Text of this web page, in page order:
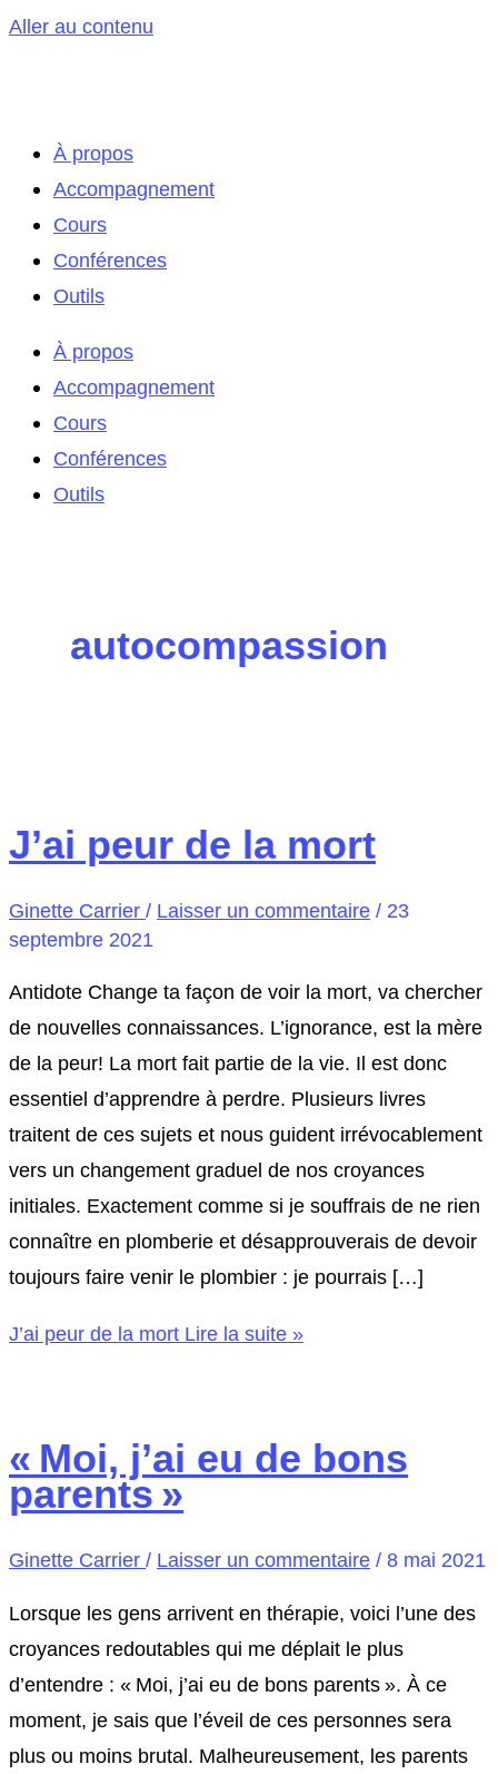
Aller au contenu
À propos
Accompagnement
Cours
Conférences
Outils
À propos
Accompagnement
Cours
Conférences
Outils
autocompassion
J’ai peur de la mort
Ginette Carrier / Laisser un commentaire / 23
septembre 2021
Antidote Change ta façon de voir la mort, va chercher
de nouvelles connaissances. L’ignorance, est la mère
de la peur! La mort fait partie de la vie. Il est donc
essentiel d’apprendre à perdre. Plusieurs livres
traitent de ces sujets et nous guident irrévocablement
vers un changement graduel de nos croyances
initiales. Exactement comme si je souffrais de ne rien
connaître en plomberie et désapprouverais de devoir
toujours faire venir le plombier : je pourrais […]
J’ai peur de la mort Lire la suite »
« Moi, j’ai eu de bons
parents »
Ginette Carrier / Laisser un commentaire / 8 mai 2021
Lorsque les gens arrivent en thérapie, voici l’une des
croyances redoutables qui me déplait le plus
d’entendre : « Moi, j’ai eu de bons parents ». À ce
moment, je sais que l’éveil de ces personnes sera
plus ou moins brutal. Malheureusement, les parents